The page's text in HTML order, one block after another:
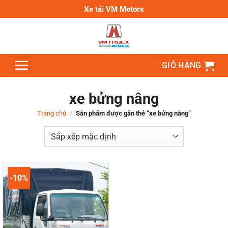
qua
Xe tải VM Motors
GIỎ HÀNG
xe bửng nâng
Trang chủ / Sản phẩm được gắn thẻ “xe bửng nâng”
-10%